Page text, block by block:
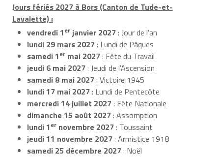
Jours fériés 2027 à Bors (Canton de Tude-et-
Lavalette) :
vendredi 1er janvier 2027: Jour de l'an
lundi 29 mars 2027: Lundi de Pâques
samedi 1er mai 2027: Fête du Travail
jeudi 6 mai 2027: Jeudi de l'Ascension
samedi 8 mai 2027: Victoire 1945
lundi 17 mai 2027: Lundi de Pentecôte
mercredi 14 juillet 2027: Fête Nationale
dimanche 15 août 2027: Assomption
lundi 1er novembre 2027: Toussaint
jeudi 11 novembre 2027: Armistice 1918
samedi 25 décembre 2027: Noël